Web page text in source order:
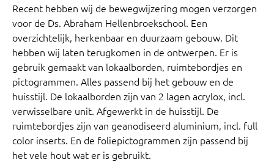
Recent hebben wij de bewegwijzering mogen verzorgen
voor de Ds. Abraham Hellenbroekschool. Een
overzichtelijk, herkenbaar en duurzaam gebouw. Dit
hebben wij laten terugkomen in de ontwerpen. Er is
gebruik gemaakt van lokaalborden, ruimtebordjes en
pictogrammen. Alles passend bij het gebouw en de
huisstijl. De lokaalborden zijn van 2 lagen acrylox, incl.
verwisselbare unit. Afgewerkt in de huisstijl. De
ruimtebordjes zijn van geanodiseerd aluminium, incl. full
color inserts. En de foliepictogrammen zijn passend bij
het vele hout wat er is gebruikt.